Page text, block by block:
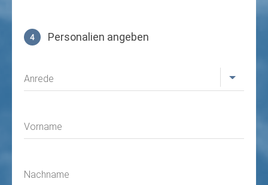
4 Personalien angeben
Anrede
Vorname
Nachname